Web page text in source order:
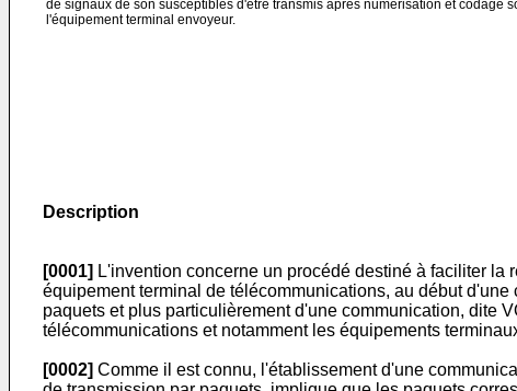
de signaux de son susceptibles d'être transmis après numérisation et codage
l'équipement terminal envoyeur.
Description
[0001] L'invention concerne un procédé destiné à faciliter
équipement terminal de télécommunications, au début
paquets et plus particulièrement d'une communication, dite
télécommunications et notamment les équipements
[0002] Comme il est connu, l'établissement d'une